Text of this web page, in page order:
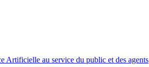
Artificielle au service du public et des agents